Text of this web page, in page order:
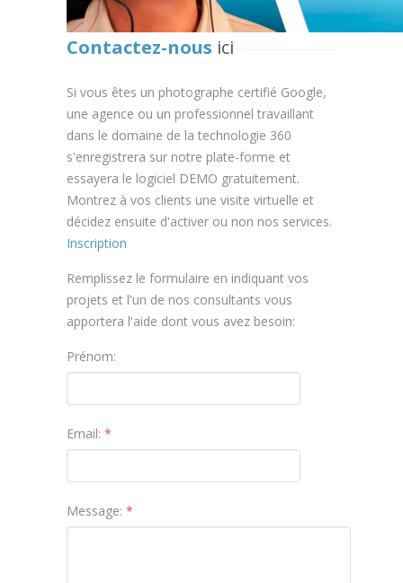
Contactez-nous ici
Si vous êtes un photographe certifié Google,
une agence ou un professionnel travaillant
dans le domaine de la technologie 360
s'enregistrera sur notre plate-forme et
essayera le logiciel DEMO gratuitement.
Montrez à vos clients une visite virtuelle et
décidez ensuite d'activer ou non nos services.
Inscription
Remplissez le formulaire en indiquant vos
projets et l'un de nos consultants vous
apportera l'aide dont vous avez besoin:
Prénom:
Email: *
Message: *